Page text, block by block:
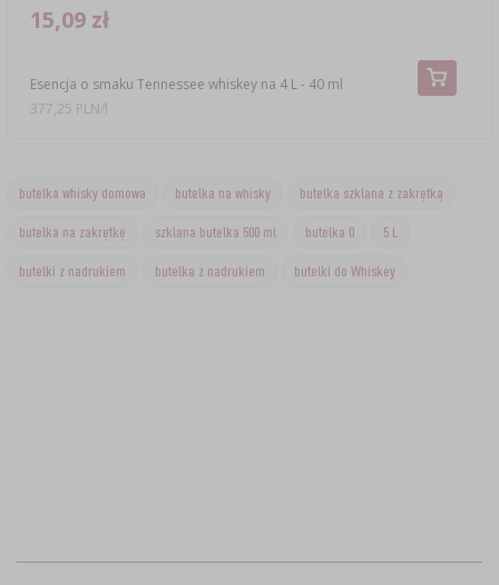
Esencja o smaku Tennessee whiskey na 4 L - 40 ml
15,09 zł
377,25 PLN/l
butelka whisky domowa butelka na whisky butelka szklana z zakrętką
butelka na zakrętkę szklana butelka 500 ml butelka 0 5 L
butelki z nadrukiem butelka z nadrukiem butelki do Whiskey